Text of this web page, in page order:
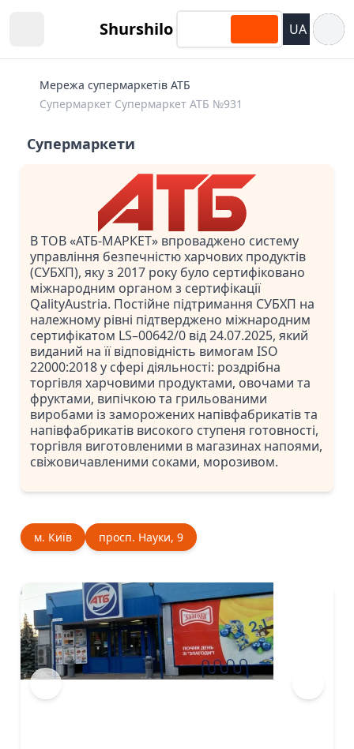
Shurshilo UA
Мережа супермаркетів АТБ
Супермаркет Супермаркет АТБ №931
Супермаркети
В ТОВ «АТБ-МАРКЕТ» впроваджено систему
управління безпечністю харчових продуктів
(СУБХП), яку з 2017 року було сертифіковано
міжнародним органом з сертифікації
QalityAustria. Постійне підтримання СУБХП на
належному рівні підтверджено міжнародним
сертифікатом LS–00642/0 від 24.07.2025, який
виданий на її відповідність вимогам ISO
22000:2018 у сфері діяльності: роздрібна
торгівля харчовими продуктами, овочами та
фруктами, випічкою та грильованими
виробами із заморожених напівфабрикатів та
напівфабрикатів високого ступеня готовності,
торгівля виготовленими в магазинах напоями,
свіжовичавленими соками, морозивом.
м. Київ просп. Науки, 9